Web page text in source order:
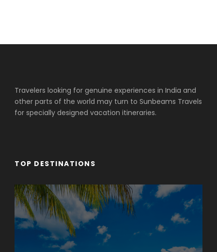
Travelers looking for genuine experiences in India and
other parts of the world may turn to Sunbeams Travels
for specially designed vacation itineraries.
TOP DESTINATIONS